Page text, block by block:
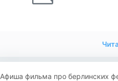
Афиша фильма про берлинских